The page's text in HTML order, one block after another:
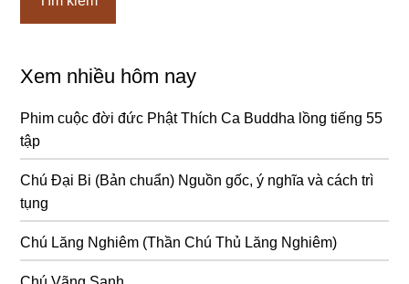
Xem nhiều hôm nay
Phim cuộc đời đức Phật Thích Ca Buddha lồng tiếng 55
tập
Chú Đại Bi (Bản chuẩn) Nguồn gốc, ý nghĩa và cách trì
tụng
Chú Lăng Nghiêm (Thần Chú Thủ Lăng Nghiêm)